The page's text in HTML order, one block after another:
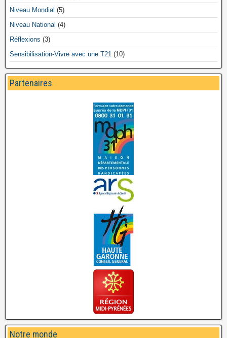
Niveau Mondial (5)
Niveau National (4)
Réflexions (3)
Sensibilisation-Vivre avec une T21 (10)
Partenaires
Notre monde